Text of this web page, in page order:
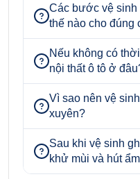
Các bước vệ sinh
thế nào cho đúng
Nếu không có
nội thất ô tô ở
Vì sao nên vệ
xuyên?
Sau khi vệ sinh
khử mùi và hút